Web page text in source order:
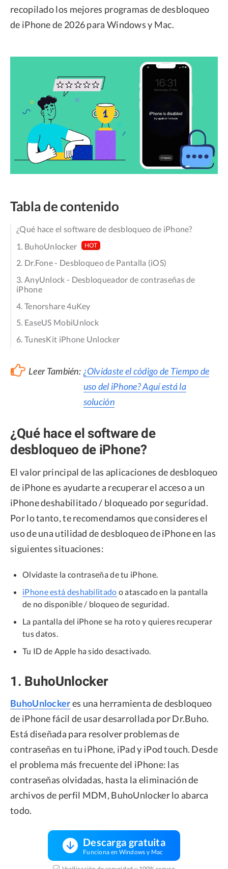
recopilado los mejores programas de desbloqueo
de iPhone de 2026 para Windows y Mac.
Tabla de contenido
¿Qué hace el software de desbloqueo de iPhone?
1. BuhoUnlocker
HOT
2. Dr.Fone - Desbloqueo de Pantalla (iOS)
3. AnyUnlock - Desbloqueador de contraseñas de
iPhone
4. Tenorshare 4uKey
5. EaseUS MobiUnlock
6. TunesKit iPhone Unlocker
Leer También: ¿Olvidaste el código de Tiempo de
uso del iPhone? Aquí está la
solución
¿Qué hace el software de
desbloqueo de iPhone?
El valor principal de las aplicaciones de desbloqueo
de iPhone es ayudarte a recuperar el acceso a un
iPhone deshabilitado / bloqueado por seguridad.
Por lo tanto, te recomendamos que consideres el
uso de una utilidad de desbloqueo de iPhone en las
siguientes situaciones:
Olvidaste la contraseña de tu iPhone.
iPhone está deshabilitado o atascado en la pantalla
de no disponible / bloqueo de seguridad.
La pantalla del iPhone se ha roto y quieres recuperar
tus datos.
Tu ID de Apple ha sido desactivado.
1. BuhoUnlocker
BuhoUnlockeres una herramienta de desbloqueo
de iPhone fácil de usar desarrollada por Dr.Buho.
Está diseñada para resolver problemas de
contraseñas en tu iPhone, iPad y iPod touch. Desde
el problema más frecuente del iPhone: las
contraseñas olvidadas, hasta la eliminación de
archivos de perfil MDM, BuhoUnlocker lo abarca
todo.
Descarga gratuita
Funciona en Windows y Mac